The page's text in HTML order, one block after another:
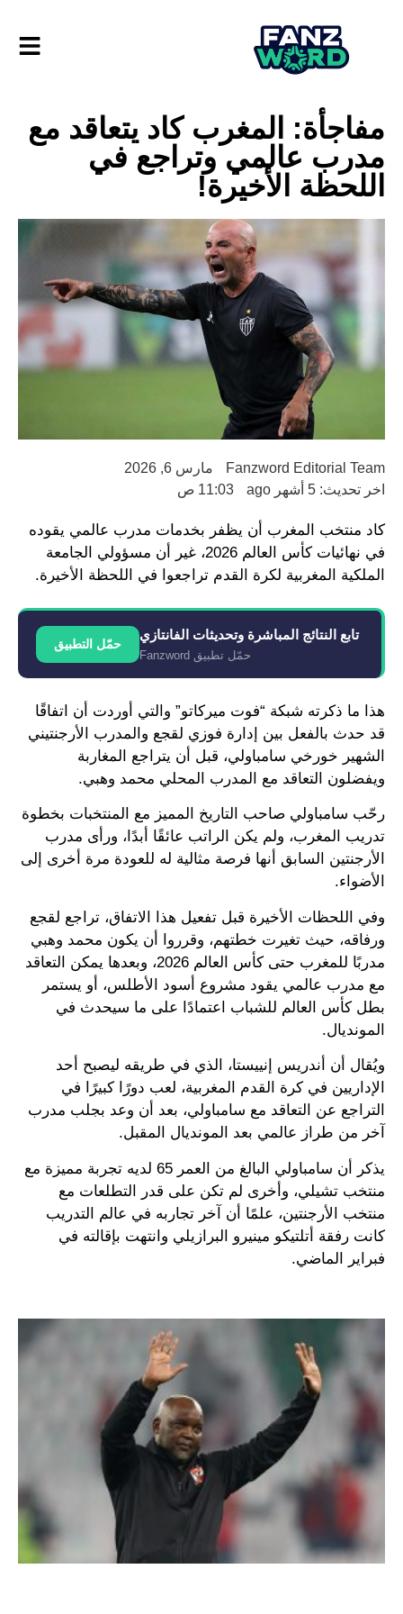
مفاجأة: المغرب كاد يتعاقد مع
مدرب عالمي وتراجع في
اللحظة الأخيرة!
Fanzword Editorial Team
مارس 6, 2026
اخر تحديث: 5 أشهر ago
11:03 ص
كاد منتخب المغرب أن يظفر بخدمات مدرب عالمي يقوده
في نهائيات كأس العالم 2026، غير أن مسؤولي الجامعة
الملكية المغربية لكرة القدم تراجعوا في اللحظة الأخيرة.
تابع النتائج المباشرة وتحديثات الفانتازي
حمّل تطبيق Fanzword
حمّل التطبيق
هذا ما ذكرته شبكة “فوت ميركاتو” والتي أوردت أن اتفاقًا
قد حدث بالفعل بين إدارة فوزي لقجع والمدرب الأرجنتيني
الشهير خورخي سامباولي، قبل أن يتراجع المغاربة
ويفضلون التعاقد مع المدرب المحلي محمد وهبي.
رحّب سامباولي صاحب التاريخ المميز مع المنتخبات بخطوة
تدريب المغرب، ولم يكن الراتب عائقًا أبدًا، ورأى مدرب
الأرجنتين السابق أنها فرصة مثالية له للعودة مرة أخرى إلى
الأضواء.
وفي اللحظات الأخيرة قبل تفعيل هذا الاتفاق، تراجع لقجع
ورفاقه، حيث تغيرت خطتهم، وقرروا أن يكون محمد وهبي
مدربًا للمغرب حتى كأس العالم 2026، وبعدها يمكن التعاقد
مع مدرب عالمي يقود مشروع أسود الأطلس، أو يستمر
بطل كأس العالم للشباب اعتمادًا على ما سيحدث في
المونديال.
ويُقال أن أندريس إنييستا، الذي في طريقه ليصبح أحد
الإداريين في كرة القدم المغربية، لعب دورًا كبيرًا في
التراجع عن التعاقد مع سامباولي، بعد أن وعد بجلب مدرب
آخر من طراز عالمي بعد المونديال المقبل.
يذكر أن سامباولي البالغ من العمر 65 لديه تجربة مميزة مع
منتخب تشيلي، وأخرى لم تكن على قدر التطلعات مع
منتخب الأرجنتين، علمًا أن آخر تجاربه في عالم التدريب
كانت رفقة أتلتيكو مينيرو البرازيلي وانتهت بإقالته في
فبراير الماضي.